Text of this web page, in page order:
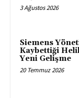
3 Ağustos 2026
Siemens
Kaybettiği
Yeni Gelişme
20 Temmuz 2026